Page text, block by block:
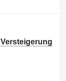
Versteigerung